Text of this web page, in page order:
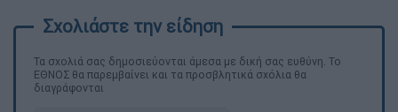
Τα σχολιά σας δημοσιεύονται άμεσα με δική σας ευθύνη. Το
ΕΘΝΟΣ θα παρεμβαίνει και τα προσβλητικά σχόλια θα
διαγράφονται